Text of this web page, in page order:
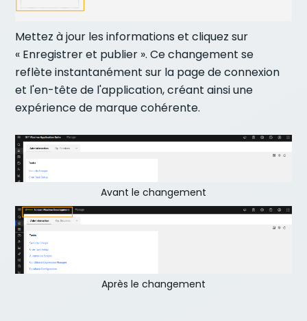
Mettez à jour les informations et cliquez sur
« Enregistrer et publier ». Ce changement se
reflète instantanément sur la page de connexion
et l'en-tête de l'application, créant ainsi une
expérience de marque cohérente.
Avant le changement
Après le changement